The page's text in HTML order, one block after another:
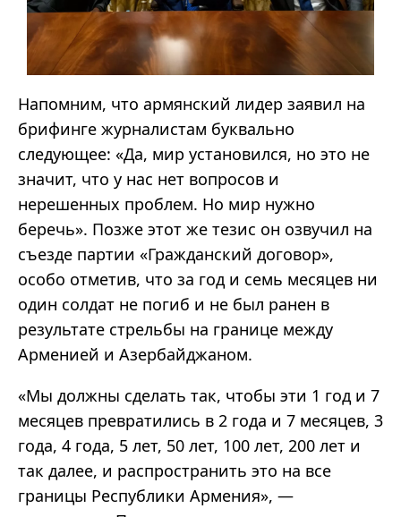
Напомним, что армянский лидер заявил на
брифинге журналистам буквально
следующее: «Да, мир установился, но это не
значит, что у нас нет вопросов и
нерешенных проблем. Но мир нужно
беречь». Позже этот же тезис он озвучил на
съезде партии «Гражданский договор»,
особо отметив, что за год и семь месяцев ни
один солдат не погиб и не был ранен в
результате стрельбы на границе между
Арменией и Азербайджаном.
«Мы должны сделать так, чтобы эти 1 год и 7
месяцев превратились в 2 года и 7 месяцев, 3
года, 4 года, 5 лет, 50 лет, 100 лет, 200 лет и
так далее, и распространить это на все
границы Республики Армения», —